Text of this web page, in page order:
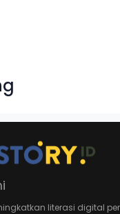
literasi digital